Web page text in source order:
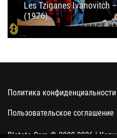
Les Tziganes Ivanovitch
(1976)
20.07.202019:30
Политика конфиденциальности
Пользовательское соглашение
Blatata.Com © 2000-2026 |